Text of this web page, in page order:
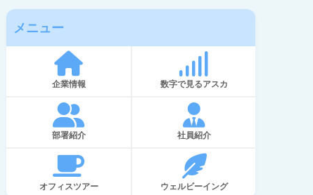
メニュー
企業情報 数字で見るアスカ
部署紹介 社員紹介
オフィスツアー ウェルビーイング